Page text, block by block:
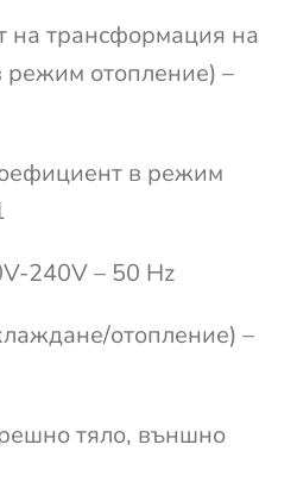
на трансформация на
режим отопление) –
в режим
240V – 50 Hz
отопление) –
тяло, външно